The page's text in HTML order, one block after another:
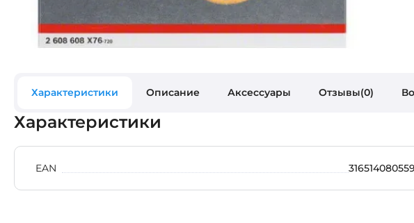
Характеристики Описание Аксессуары Отзывы(0)
Характеристики
EAN